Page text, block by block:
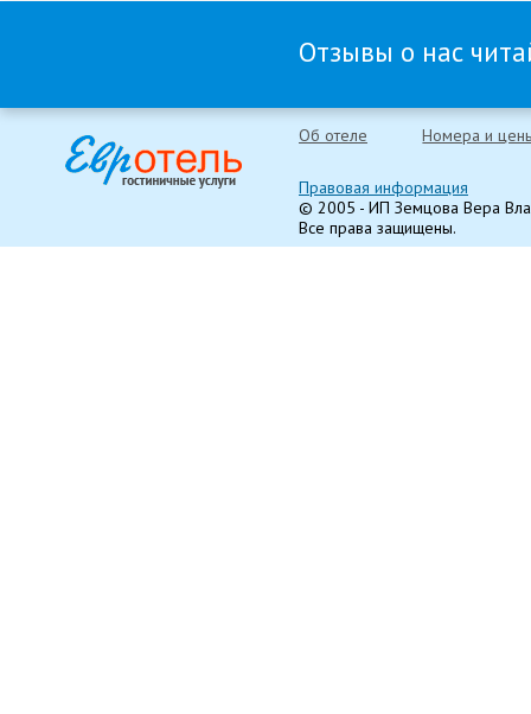
Отзывы о нас
Об отеле Номера и
Правовая информация
© 2005 - ИП Земцова Вера
Все права защищены.